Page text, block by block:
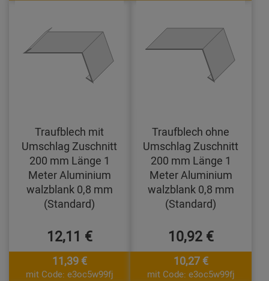
Traufblech mit
Umschlag Zuschnitt
200 mm Länge 1
Meter Aluminium
walzblank 0,8 mm
(Standard)
12,11 €
11,39 €
mit Code: e3oc5w99fj
Traufblech ohne
Umschlag Zuschnitt
200 mm Länge 1
Meter Aluminium
walzblank 0,8 mm
(Standard)
10,92 €
10,27 €
mit Code: e3oc5w99fj